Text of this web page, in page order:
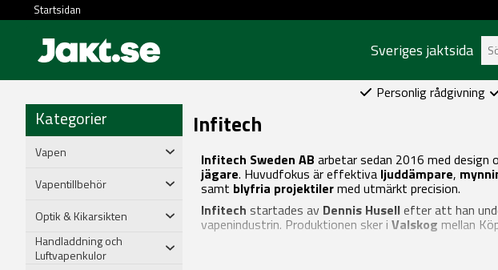
Startsidan
Sveriges jaktsida
Personlig rådgivning
Kategorier
Vapen
Vapentillbehör
Optik & Kikarsikten
Handladdning och
Luftvapenkulor
Infitech
Infitech Sweden AB arbetar sedan 2016 med design
jägare. Huvudfokus är effektiva ljuddämpare,
samt blyfria projektilermed utmärkt precision.
Infitech startades av Dennis Husellefter att han
vapenindustrin. Produktionen sker i Valskog mellan